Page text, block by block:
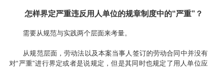
怎样界定严重违反用人单位的规章制度中的“严重”？
需要从规范与实践两个层面来考量。
从规范层面，劳动法以及本案当事人签订的劳动合同中并没有
对“严重”进行界定或者是说规定，但是其同时也规定了用人单位应